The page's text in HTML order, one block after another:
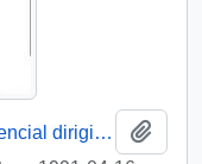
[Oficio del Jefe de Gabinete Presidencial dirigido al Intendente de la III Región de Atacama, Sr. Raúl Barrionuevo]